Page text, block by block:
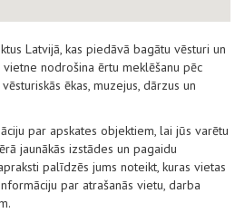
Latvijā, kas piedāvā bagātu vēsturi un
nodrošina ērtu meklēšanu pēc
ēkas, muzejus, dārzus un
par apskates objektiem, lai jūs varētu
jaunākās izstādes un pagaidu
palīdzēs jums noteikt, kuras vietas
par atrašanās vietu, darba